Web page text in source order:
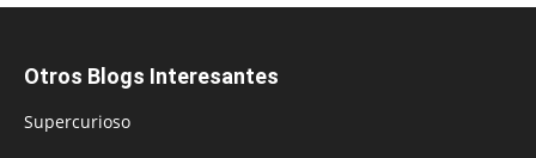
Otros Blogs Interesantes
Supercurioso